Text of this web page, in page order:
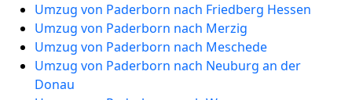
Umzug von Paderborn nach Friedberg Hessen
Umzug von Paderborn nach Merzig
Umzug von Paderborn nach Meschede
Umzug von Paderborn nach Neuburg an der
Donau